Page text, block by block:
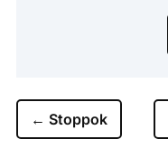
← Stoppok